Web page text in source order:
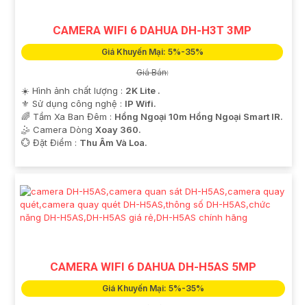
CAMERA WIFI 6 DAHUA DH-H3T 3MP
Giá Khuyến Mại: 5%-35%
Giá Bán:
☀️ Hình ảnh chất lượng : 2K Lite .
⚜️ Sử dụng công nghệ : IP Wifi.
🌈 Tầm Xa Ban Đêm : Hồng Ngoại 10m Hồng Ngoại Smart IR.
🤹 Camera Dòng Xoay 360.
️💮 Đặt Điểm : Thu Âm Và Loa.
CAMERA WIFI 6 DAHUA DH-H5AS 5MP
Giá Khuyến Mại: 5%-35%